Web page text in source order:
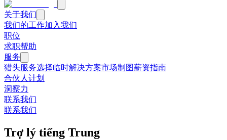
关于我们
我们的工作加入我们
职位
求职帮助
服务
猎头服务选择临时解决方案市场制图薪资指南
合伙人计划
洞察力
联系我们
联系我们
Trợ lý tiếng Trung